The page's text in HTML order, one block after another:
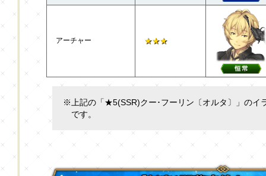
アーチャー ★★★
※上記の「★5(SSR)クー･フーリン〔オルタ〕」のイ
です。